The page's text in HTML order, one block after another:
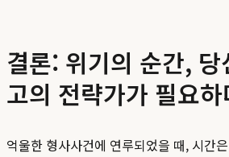
결론: 위기의 순간, 당
고의 전략가가 필요하
억울한 형사사건에 연루되었을 때, 시간